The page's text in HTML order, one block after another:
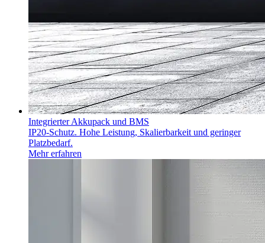
Integrierter Akkupack und BMS
IP20-Schutz. Hohe Leistung, Skalierbarkeit und geringer
Platzbedarf.
Mehr erfahren